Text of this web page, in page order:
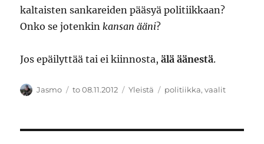
kaltaisten sankareiden pääsyä politiikkaan?
Onko se jotenkinkansan ääni?
Jos epäilyttää tai ei kiinnosta,älä äänestä.
Kirjoittaja
Jasmo Julkaistu
to 08.11.2012 Kategoriat
Yleistä Avainsanat
politiikka,vaalit